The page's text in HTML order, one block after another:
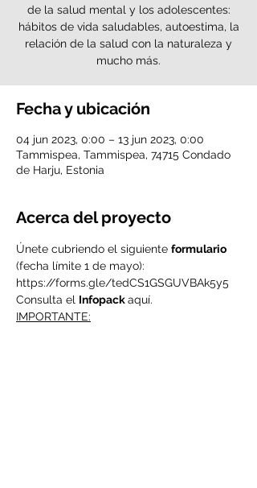
de la salud mental y los adolescentes:
hábitos de vida saludables, autoestima, la
relación de la salud con la naturaleza y
mucho más.
Fecha y ubicación
04 jun 2023, 0:00 – 13 jun 2023, 0:00
Tammispea, Tammispea, 74715 Condado
de Harju, Estonia
Acerca del proyecto
Únete cubriendo el siguiente formulario
(fecha límite 1 de mayo):
https://forms.gle/tedCS1GSGUVBAk5y5
Consulta el Infopack aquí.
IMPORTANTE: